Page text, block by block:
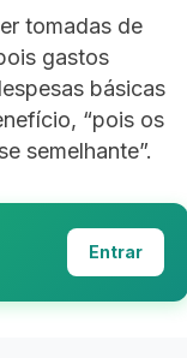
tomadas de
gastos
básicas
“pois os
semelhante”.
Entrar